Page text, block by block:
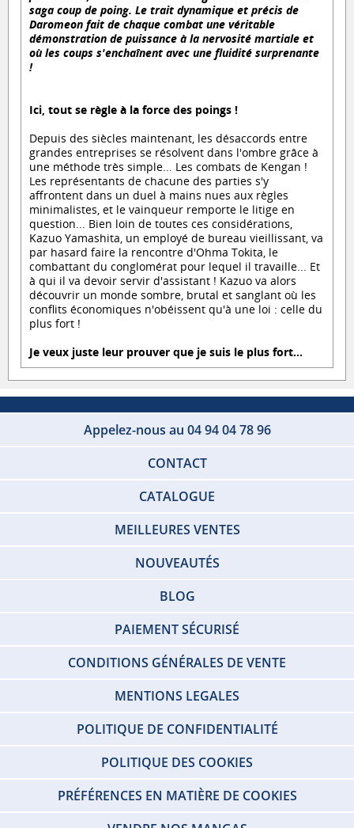
saga coup de poing. Le trait dynamique et précis de
Daromeon fait de chaque combat une véritable
démonstration de puissance à la nervosité martiale et
où les coups s'enchaînent avec une fluidité surprenante
!
Ici, tout se règle à la force des poings !
Depuis des siècles maintenant, les désaccords entre
grandes entreprises se résolvent dans l'ombre grâce à
une méthode très simple... Les combats de Kengan !
Les représentants de chacune des parties s'y
affrontent dans un duel à mains nues aux règles
minimalistes, et le vainqueur remporte le litige en
question... Bien loin de toutes ces considérations,
Kazuo Yamashita, un employé de bureau vieillissant, va
par hasard faire la rencontre d'Ohma Tokita, le
combattant du conglomérat pour lequel il travaille... Et
à qui il va devoir servir d'assistant ! Kazuo va alors
découvrir un monde sombre, brutal et sanglant où les
conflits économiques n'obéissent qu'à une loi : celle du
plus fort !
Je veux juste leur prouver que je suis le plus fort...
Appelez-nous au 04 94 04 78 96
CONTACT
CATALOGUE
MEILLEURES VENTES
NOUVEAUTÉS
BLOG
PAIEMENT SÉCURISÉ
CONDITIONS GÉNÉRALES DE VENTE
MENTIONS LEGALES
POLITIQUE DE CONFIDENTIALITÉ
POLITIQUE DES COOKIES
PRÉFÉRENCES EN MATIÈRE DE COOKIES